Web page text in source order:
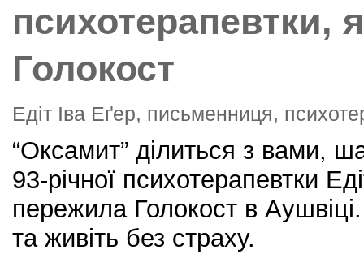
психотерапевтки,
Голокост
Едіт Іва Еґер, письменниця,
“Оксамит” ділиться з вами,
93-річної психотерапевтки
пережила Голокост в
та живіть без страху.